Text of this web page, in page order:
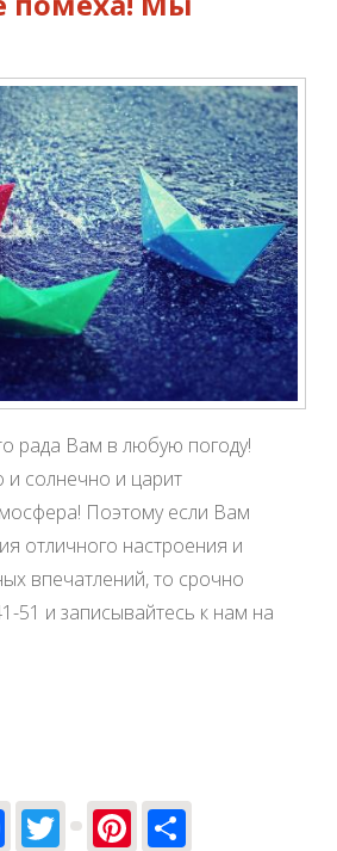
рада Вам в любую погоду!
и солнечно и царит
Поэтому если Вам
отличного настроения и
впечатлений, то срочно
51 и записывайтесь к нам на
Facebook
TwitterPinterest